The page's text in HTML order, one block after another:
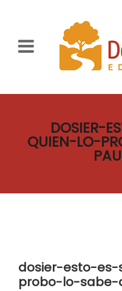
DOSIER-
QUIEN-LO-
dosier-esto-
probo-lo-